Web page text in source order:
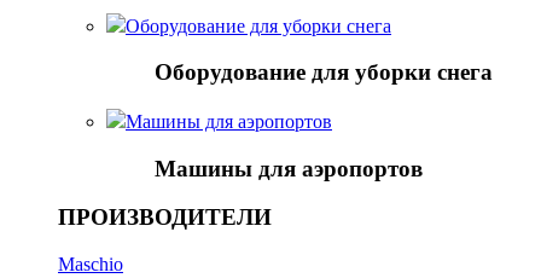
Оборудование для уборки снега
Оборудование для уборки снега
Mашины для аэропортов
Mашины для аэропортов
ПРОИЗВОДИТЕЛИ
Maschio